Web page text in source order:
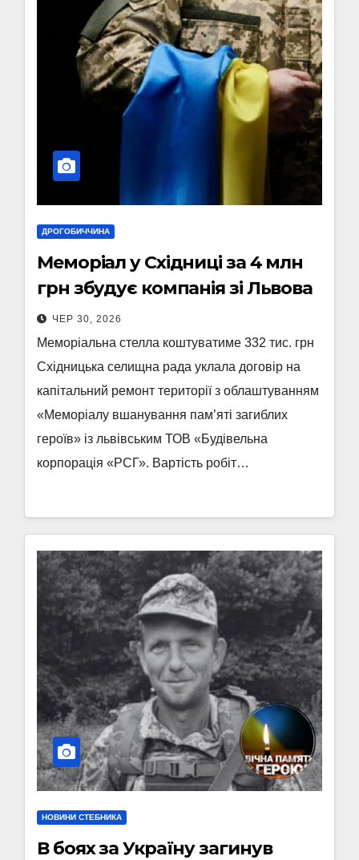
ДРОГОБИЧЧИНА
Меморіал у Східниці за 4 млн
грн збудує компанія зі Львова
ЧЕР 30, 2026
Меморіальна стелла коштуватиме 332 тис. грн
Східницька селищна рада уклала договір на
капітальний ремонт території з облаштуванням
«Меморіалу вшанування пам’яті загиблих
героїв» із львівським ТОВ «Будівельна
корпорація «РСГ». Вартість робіт…
НОВИНИ СТЕБНИКА
В боях за Україну загинув